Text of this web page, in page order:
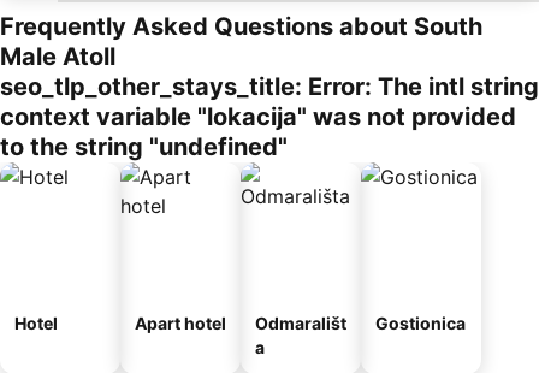
Frequently Asked Questions about South
Male Atoll
seo_tlp_other_stays_title: Error: The intl string
context variable "lokacija" was not provided
to the string "undefined"
Hotel Apart hotel
Odmarališt
a
Gostionica